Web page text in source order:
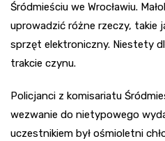
Śródmieściu we Wrocławiu.
uprowadzić różne rzeczy, takie
sprzęt elektroniczny. Niestety
trakcie czynu.
Policjanci z komisariatu
wezwanie do nietypowego
uczestnikiem był ośmioletni